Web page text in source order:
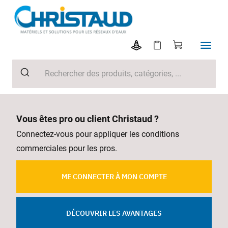
Vous êtes pro ou client Christaud ?
Connectez-vous pour appliquer les conditions
commerciales pour les pros.
ME CONNECTER À MON COMPTE
DÉCOUVRIR LES AVANTAGES